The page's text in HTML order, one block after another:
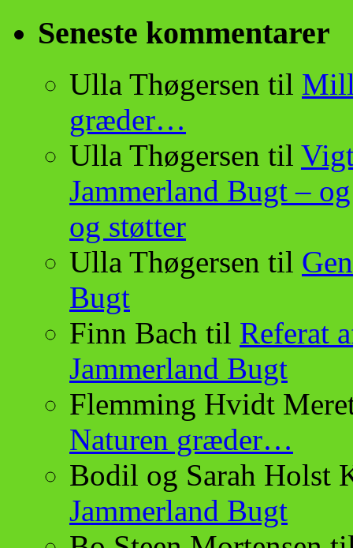
Seneste kommentarer
Ulla Thøgersen til
græder…
Ulla Thøgersen til
Jammerland Bugt –
og støtter
Ulla Thøgersen til
Bugt
Finn Bach til Referat
Jammerland Bugt
Flemming Hvidt
Naturen græder…
Bodil og Sarah Holst
Jammerland Bugt